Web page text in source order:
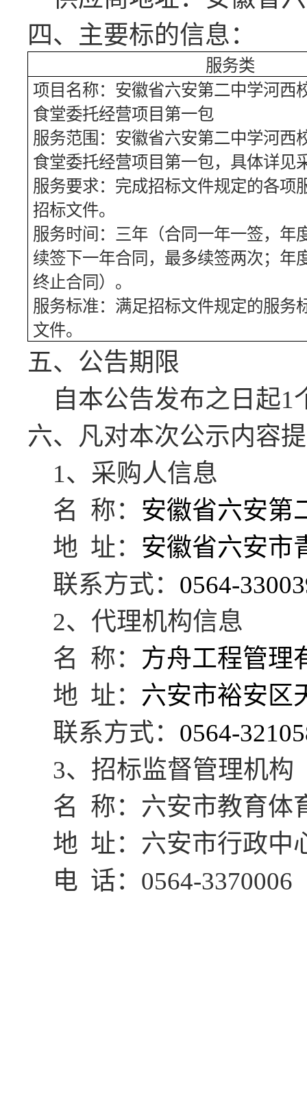
四、主要标的信息：
服务类
项目名称： 安徽省六安第二中学河西
食堂委托经营项目第一包
服务范围： 安徽省六安第二中学河西
食堂委托经营项目第一包，具体详见
服务要求：完成招标文件规定的各项
招标文件。
服务时间：三年（合同一年一签，年
续签下一年合同，最多续签两次；年
终止合同）。
服务标准：满足招标文件规定的服务
文件。
五、公告期限
自本公告发布之日起1
六、凡对本次公示内容
1、采购人信息
名 称： 安徽省六安第
地 址： 安徽省六安市
联系方式： 0564-
2、代理机构信息
名 称： 方舟工程管理
地 址： 六安市裕安区
联系方式： 0564-3
3、招标监督管理机构
名 称：六安市教育体
地 址：六安市行政中
电 话： 0564-3370006